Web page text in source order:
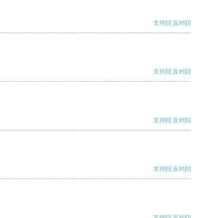
支持[0] 反对[0]
支持[0] 反对[0]
支持[0] 反对[0]
支持[0] 反对[0]